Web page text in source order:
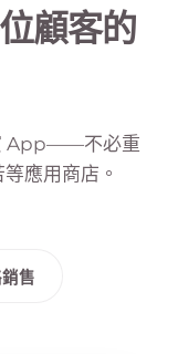
顧客的
App——不必重
應用商店。
售